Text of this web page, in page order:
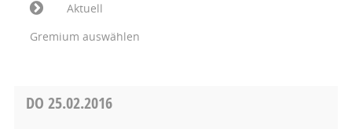
Aktuell
Gremium auswählen
DO 25.02.2016